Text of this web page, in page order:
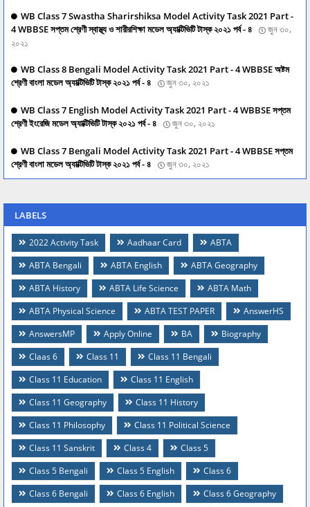
WB Class 7 Swastha Sharirshiksa Model Activity Task 2021 Part -
4 WBBSE সপ্তম শ্রেণী স্বাস্থ্য ও শারীরশিক্ষা মডেল অ্যাক্টিভিটি টাস্ক ২০২১ পর্ব - ৪
জুন ৩০,
২০২১
WB Class 8 Bengali Model Activity Task 2021 Part - 4 WBBSE অষ্টম
শ্রেণী বাংলা মডেল অ্যাক্টিভিটি টাস্ক ২০২১ পর্ব - ৪
জুন ৩০, ২০২১
WB Class 7 English Model Activity Task 2021 Part - 4 WBBSE সপ্তম
শ্রেণী ইংরেজি মডেল অ্যাক্টিভিটি টাস্ক ২০২১ পর্ব - ৪
জুন ৩০, ২০২১
WB Class 7 Bengali Model Activity Task 2021 Part - 4 WBBSE সপ্তম
শ্রেণী বাংলা মডেল অ্যাক্টিভিটি টাস্ক ২০২১ পর্ব - ৪
জুন ৩০, ২০২১
LABELS
2022 Activity Task Aadhaar Card
ABTA
ABTA Bengali
ABTA English
ABTA Geography
ABTA History
ABTA Life Science
ABTA Math
ABTA Physical Science
ABTA TEST PAPER
AnswerHS
AnswersMP
Apply Online BA
Biography
Claas 6
Class 11
Class 11 Bengali
Class 11 Education
Class 11 English
Class 11 Geography
Class 11 History
Class 11 Philosophy
Class 11 Political Science
Class 11 Sanskrit
Class 4
Class 5
Class 5 Bengali
Class 5 English
Class 6
Class 6 Bengali
Class 6 English
Class 6 Geography